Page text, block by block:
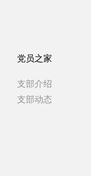
党员之家
支部介绍
支部动态